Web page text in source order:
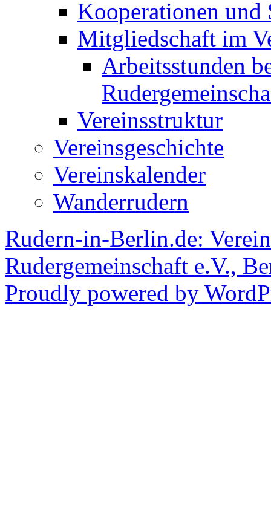
Kooperationen und
Mitgliedschaft im
Arbeitsstunden
Vereinsstruktur
Vereinsgeschichte
Vereinskalender
Wanderrudern
Rudern-in-Berlin.de:
Rudergemeinschaft e.V.,
Proudly powered by